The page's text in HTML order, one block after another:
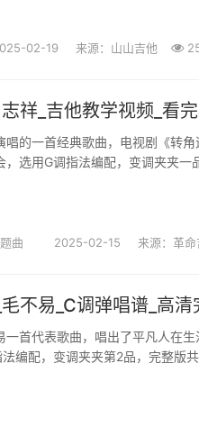
02-19 来源：山山吉他
祥_吉他教学视频_看
唱的一首经典歌曲，电视剧《转
选用G调指法编配，变调夹夹一
曲 2025-02-15 来源：革命
不易_C调弹唱谱_高清
首代表歌曲，唱出了平凡人在生
编配，变调夹夹第2品，完整版